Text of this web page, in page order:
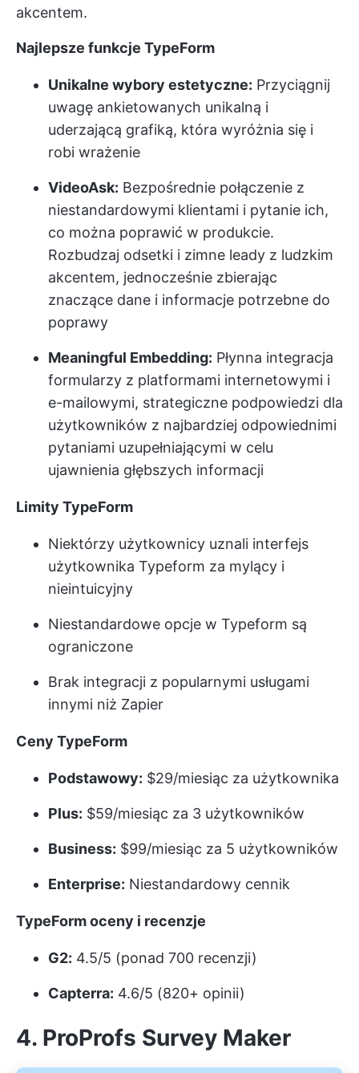
akcentem.
Najlepsze funkcje TypeForm
Unikalne wybory estetyczne: Przyciągnij
uwagę ankietowanych unikalną i
uderzającą grafiką, która wyróżnia się i
robi wrażenie
VideoAsk: Bezpośrednie połączenie z
niestandardowymi klientami i pytanie ich,
co można poprawić w produkcie.
Rozbudzaj odsetki i zimne leady z ludzkim
akcentem, jednocześnie zbierając
znaczące dane i informacje potrzebne do
poprawy
Meaningful Embedding: Płynna integracja
formularzy z platformami internetowymi i
e-mailowymi, strategiczne podpowiedzi dla
użytkowników z najbardziej odpowiednimi
pytaniami uzupełniającymi w celu
ujawnienia głębszych informacji
Limity TypeForm
Niektórzy użytkownicy uznali interfejs
użytkownika Typeform za mylący i
nieintuicyjny
Niestandardowe opcje w Typeform są
ograniczone
Brak integracji z popularnymi usługami
innymi niż Zapier
Ceny TypeForm
Podstawowy: $29/miesiąc za użytkownika
Plus: $59/miesiąc za 3 użytkowników
Business: $99/miesiąc za 5 użytkowników
Enterprise: Niestandardowy cennik
TypeForm oceny i recenzje
G2: 4.5/5 (ponad 700 recenzji)
Capterra: 4.6/5 (820+ opinii)
4. ProProfs Survey Maker